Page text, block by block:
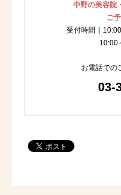
中野の美容院
ご
受付時間｜
10:00
お電話での
03-